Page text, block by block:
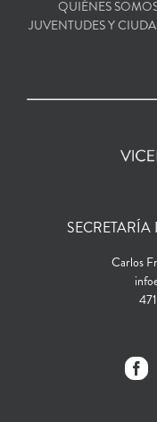
QUIÉNES
JUVENTUDES Y
SECRETARÍA
Carlos